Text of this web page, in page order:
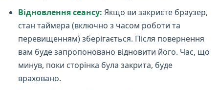
Відновлення сеансу: Якщо ви закриєте браузер,
стан таймера (включно з часом роботи та
перевищенням) зберігається. Після повернення
вам буде запропоновано відновити його. Час, що
минув, поки сторінка була закрита, буде
враховано.